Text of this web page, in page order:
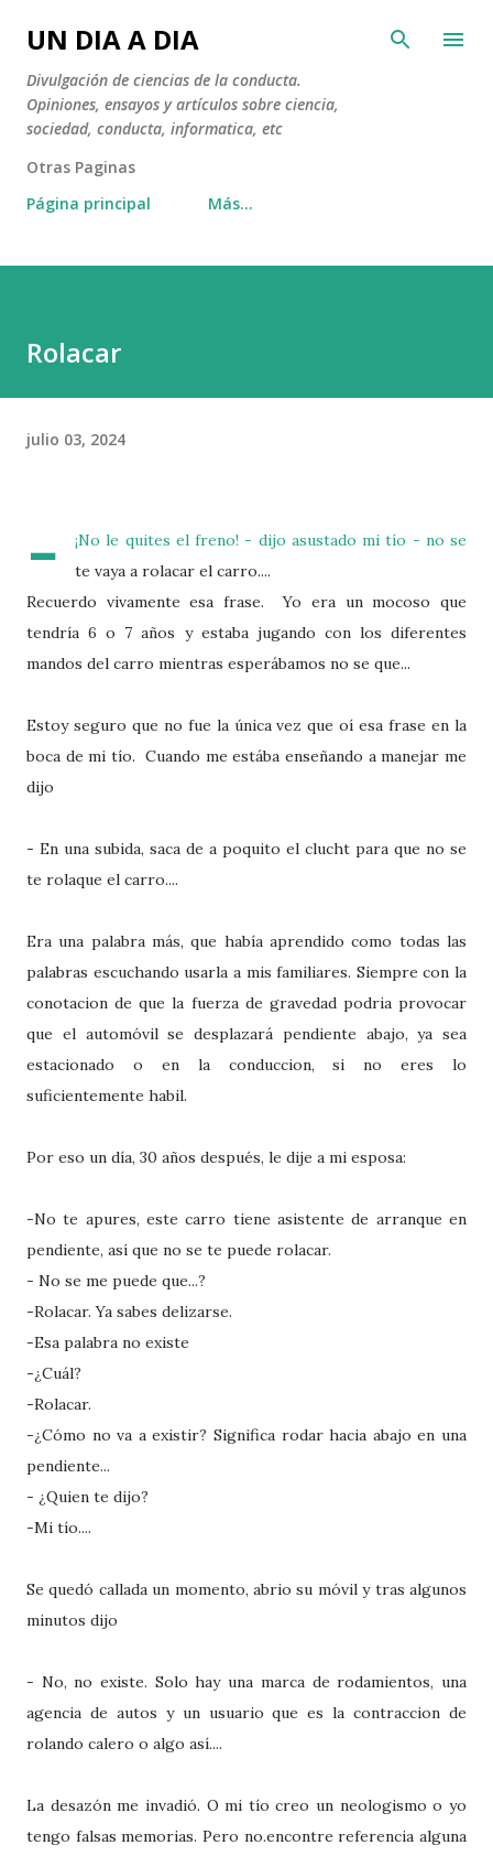
Ir al contenido principal
UN DIA A DIA
Divulgación de ciencias de la conducta.
Opiniones, ensayos y artículos sobre ciencia,
sociedad, conducta, informatica, etc
Otras Paginas
Página principal
Más…
Rolacar
julio 03, 2024
-
¡No le quites el freno! - dijo asustado mi tío - no se
te vaya a rolacar el carro....
Recuerdo vivamente esa frase. Yo era un mocoso que
tendría 6 o 7 años y estaba jugando con los diferentes
mandos del carro mientras esperábamos no se que...
Estoy seguro que no fue la única vez que oí esa frase en la
boca de mi tío. Cuando me estába enseñando a manejar me
dijo
- En una subida, saca de a poquito el clucht para que no se
te rolaque el carro....
Era una palabra más, que había aprendido como todas las
palabras escuchando usarla a mis familiares. Siempre con la
conotacion de que la fuerza de gravedad podria provocar
que el automóvil se desplazará pendiente abajo, ya sea
estacionado o en la conduccion, si no eres lo
suficientemente habil.
Por eso un día, 30 años después, le dije a mi esposa:
-No te apures, este carro tiene asistente de arranque en
pendiente, así que no se te puede rolacar.
- No se me puede que...?
-Rolacar. Ya sabes delizarse.
-Esa palabra no existe
-¿Cuál?
-Rolacar.
-¿Cómo no va a existir? Significa rodar hacia abajo en una
pendiente...
- ¿Quien te dijo?
-Mi tío....
Se quedó callada un momento, abrio su móvil y tras algunos
minutos dijo
- No, no existe. Solo hay una marca de rodamientos, una
agencia de autos y un usuario que es la contraccion de
rolando calero o algo así....
La desazón me invadió. O mi tío creo un neologismo o yo
tengo falsas memorias. Pero no.encontre referencia alguna